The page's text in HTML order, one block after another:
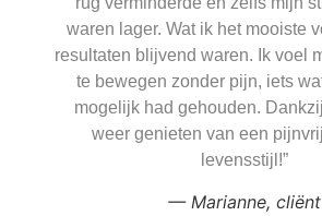
waren lager. Wat ik het mooiste
resultaten blijvend waren. Ik voel
te bewegen zonder pijn, iets
mogelijk had gehouden.
weer genieten van een
levensstijl!”
— Marianne, cliënt